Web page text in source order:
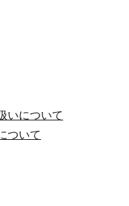
いについて
ついて